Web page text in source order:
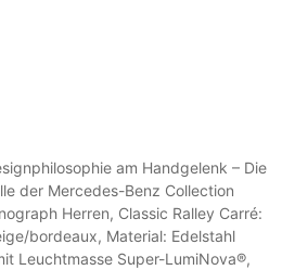
am Handgelenk – Die
der Mercedes-Benz Collection
Herren, Classic Ralley Carré:
bordeaux, Material: Edelstahl
Leuchtmasse Super-LumiNova®,